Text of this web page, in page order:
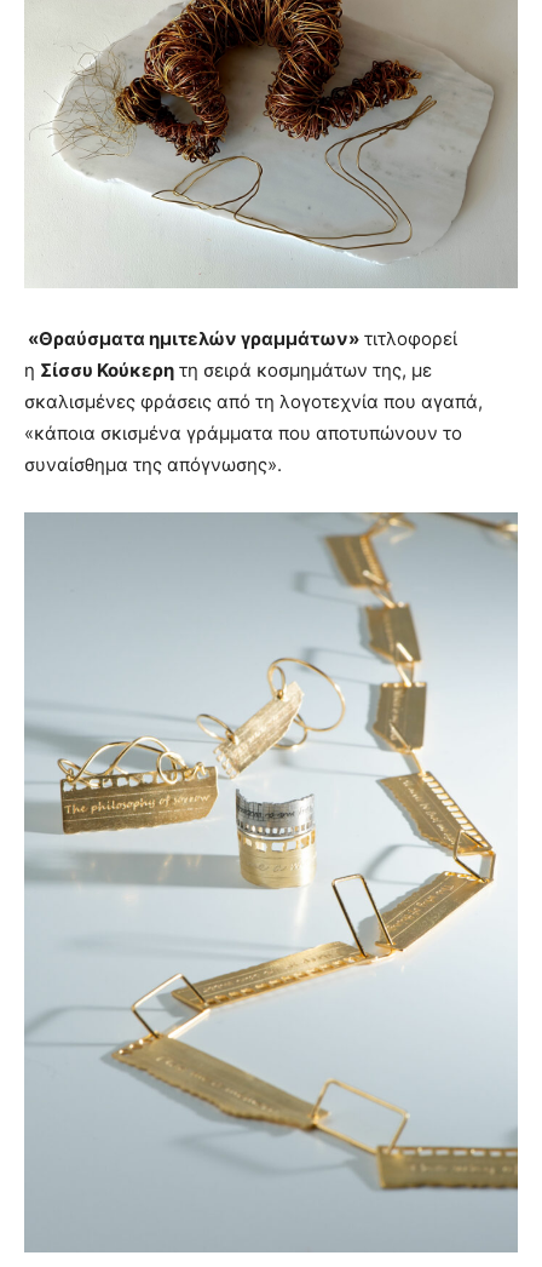
«Θραύσματα ημιτελών γραμμάτων» τιτλοφορεί
η Σίσσυ Κούκερη τη σειρά κοσμημάτων της, με
σκαλισμένες φράσεις από τη λογοτεχνία που αγαπά,
«κάποια σκισμένα γράμματα που αποτυπώνουν το
συναίσθημα της απόγνωσης».